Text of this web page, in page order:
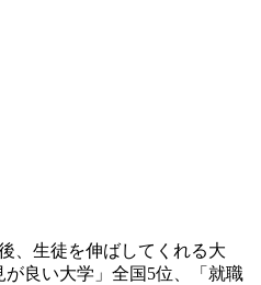
、生徒を伸ばしてくれる大
良い大学」全国5位、「就職